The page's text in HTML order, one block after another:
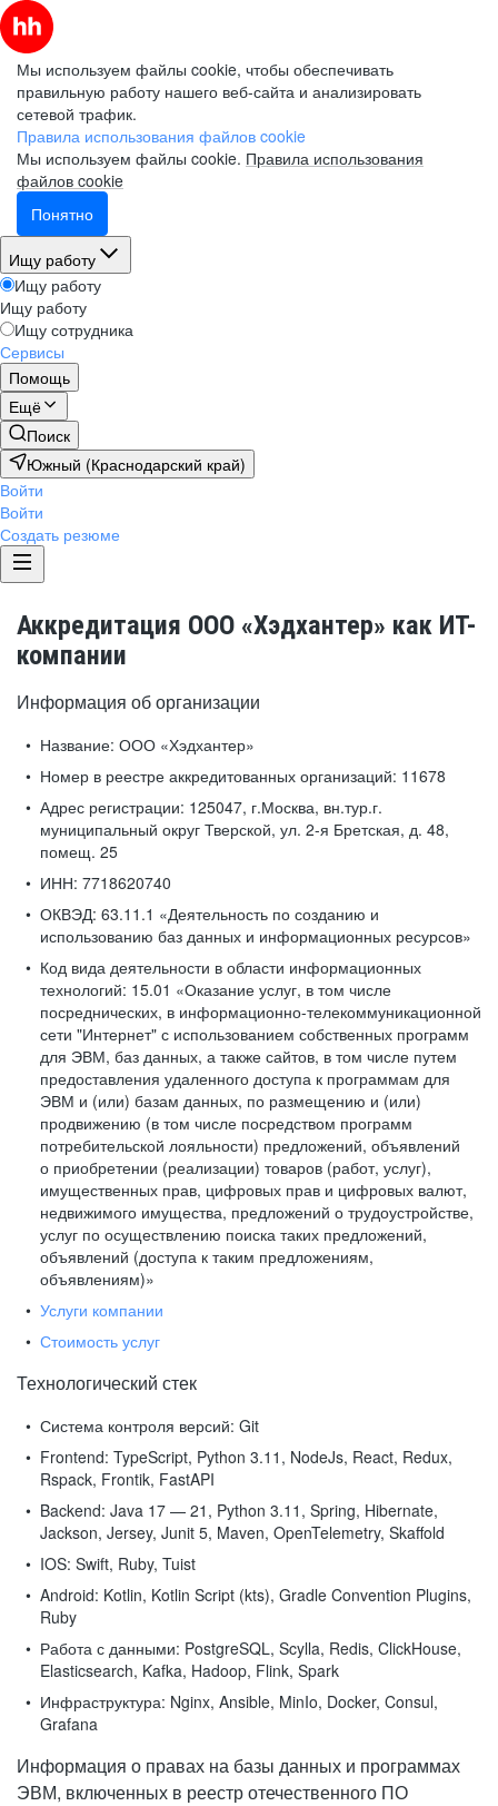
Мы используем файлы cookie, чтобы обеспечивать
правильную работу нашего веб-сайта и анализировать
сетевой трафик.
Правила использования файлов cookie
Мы используем файлы cookie. Правила использования
файлов cookie
Понятно
Ищу работу
Ищу работу
Ищу работу
Ищу сотрудника
Сервисы
Помощь
Ещё
Поиск
Южный (Краснодарский край)
Войти
Войти
Создать резюме
Аккредитация ООО «Хэдхантер» как ИТ-
компании
Информация об организации
Название: ООО «Хэдхантер»
Номер в реестре аккредитованных организаций: 11678
Адрес регистрации: 125047, г.Москва, вн.тур.г.
муниципальный округ Тверской, ул. 2-я Бретская, д. 48,
помещ. 25
ИНН: 7718620740
ОКВЭД: 63.11.1 «Деятельность по созданию и
использованию баз данных и информационных ресурсов»
Код вида деятельности в области информационных
технологий: 15.01 «Оказание услуг, в том числе
посреднических, в информационно-телекоммуникационной
сети "Интернет" с использованием собственных программ
для ЭВМ, баз данных, а также сайтов, в том числе путем
предоставления удаленного доступа к программам для
ЭВМ и (или) базам данных, по размещению и (или)
продвижению (в том числе посредством программ
потребительской лояльности) предложений, объявлений
о приобретении (реализации) товаров (работ, услуг),
имущественных прав, цифровых прав и цифровых валют,
недвижимого имущества, предложений о трудоустройстве,
услуг по осуществлению поиска таких предложений,
объявлений (доступа к таким предложениям,
объявлениям)»
Услуги компании
Стоимость услуг
Технологический стек
Система контроля версий: Git
Frontend: TypeScript, Python 3.11, NodeJs, React, Redux,
Rspack, Frontik, FastAPI
Backend: Java 17 — 21, Python 3.11, Spring, Hibernate,
Jackson, Jersey, Junit 5, Maven, OpenTelemetry, Skaffold
IOS: Swift, Ruby, Tuist
Android: Kotlin, Kotlin Script (kts), Gradle Convention Plugins,
Ruby
Работа с данными: PostgreSQL, Scylla, Redis, ClickHouse,
Elasticsearch, Kafka, Hadoop, Flink, Spark
Инфраструктура: Nginx, Ansible, MinIo, Docker, Consul,
Grafana
Информация о правах на базы данных и программах
ЭВМ, включенных в реестр отечественного ПО